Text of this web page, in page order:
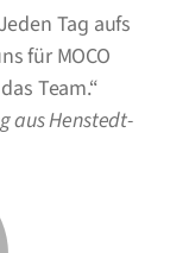
Tag aufs
für MOCO
Team.“
aus Henstedt-